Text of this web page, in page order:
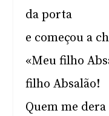
da porta
e começou a
«Meu filho
filho Absalão!
Quem me